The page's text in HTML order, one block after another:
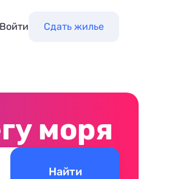
Войти Сдать жилье
моря
Найти